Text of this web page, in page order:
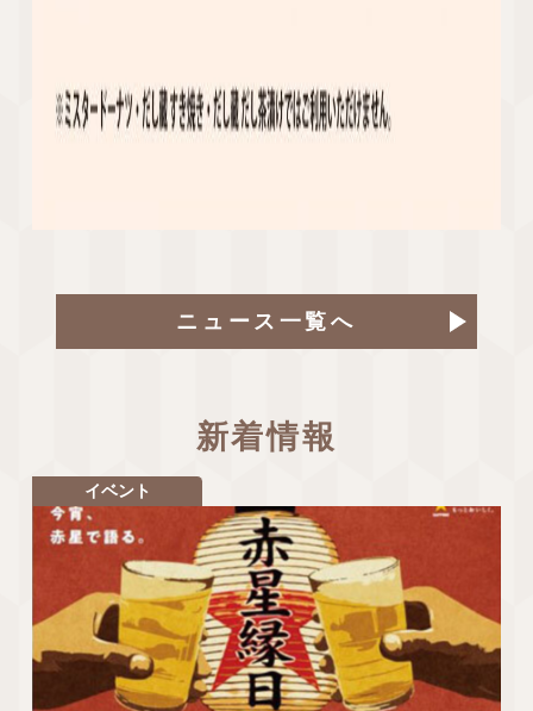
ニュース一覧へ
新着情報
イベント